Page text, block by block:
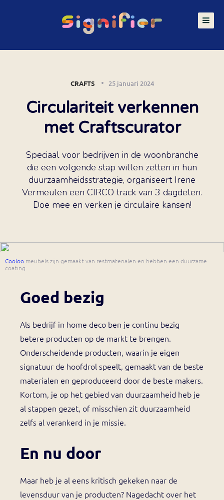
CRAFTS 25 januari 2024
Circulariteit verkennen
met Craftscurator
Speciaal voor bedrijven in de woonbranche
die een volgende stap willen zetten in hun
duurzaamheidsstrategie, organiseert Irene
Vermeulen een CIRCO track van 3 dagdelen.
Doe mee en verken je circulaire kansen!
Cooloo meubels zijn gemaakt van restmaterialen en hebben een duurzame
coating
Goed bezig
Als bedrijf in home deco ben je continu bezig
betere producten op de markt te brengen.
Onderscheidende producten, waarin je eigen
signatuur de hoofdrol speelt, gemaakt van de beste
materialen en geproduceerd door de beste makers.
Kortom, je op het gebied van duurzaamheid heb je
al stappen gezet, of misschien zit duurzaamheid
zelfs al verankerd in je missie.
En nu door
Maar heb je al eens kritisch gekeken naar de
levensduur van je producten? Nagedacht over het